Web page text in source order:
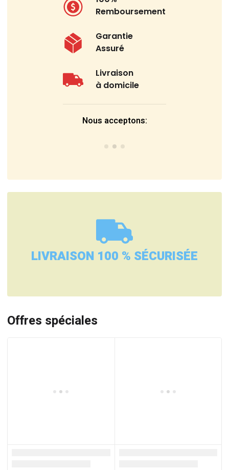
Remboursement
Garantie
Assuré
Livraison
à domicile
Nous acceptons:
LIVRAISON 100 % SÉCURISÉE
Offres spéciales